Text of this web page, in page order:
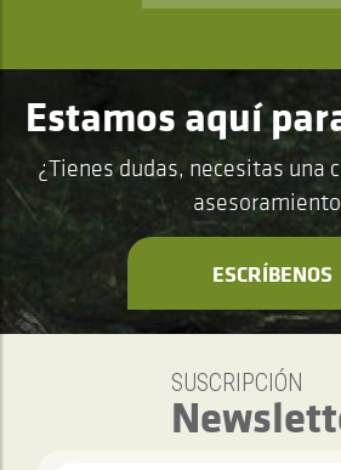
Estamos aquí
¿Tienes dudas, necesitas una
ESCRÍBENOS
SUSCRIPCIÓN